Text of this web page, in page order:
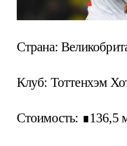
Страна:
Клуб: Тоттенхэм
Стоимость: ∎136,5